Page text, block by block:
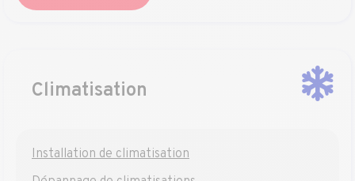
Climatisation
Installation de climatisation